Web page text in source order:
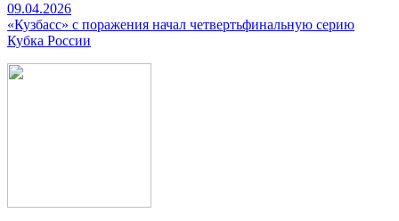
09.04.2026
«Кузбасс» с поражения начал четвертьфинальную серию
Кубка России